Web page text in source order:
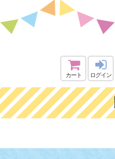
カート ログイン